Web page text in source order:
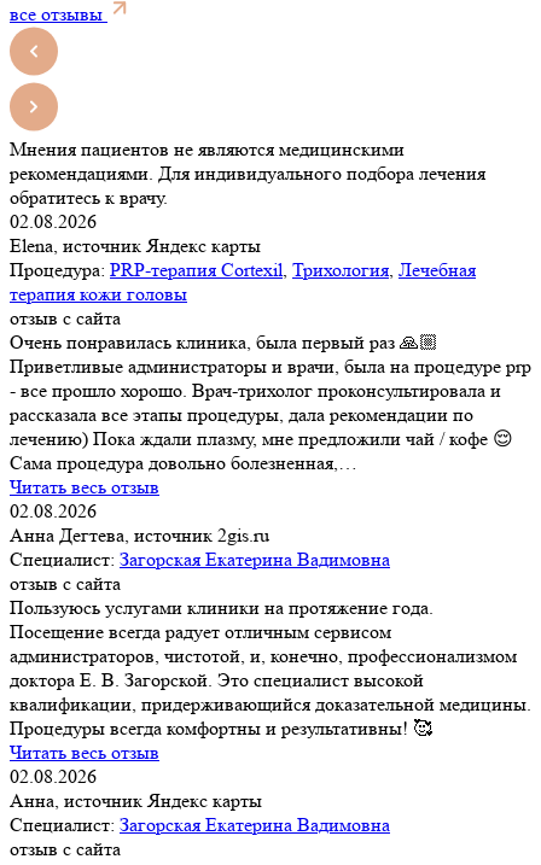
все отзывы
Мнения пациентов не являются медицинскими
рекомендациями. Для индивидуального подбора лечения
обратитесь к врачу.
02.08.2026
Elena, источник Яндекс карты
Процедура: PRP-терапия Cortexil Трихология Лечебная
терапия кожи головы
отзыв с сайта
Очень понравилась клиника, была первый раз 🙏🏼
Приветливые администраторы и врачи, была на процедуре prp
- все прошло хорошо. Врач-трихолог проконсультировала и
рассказала все этапы процедуры, дала рекомендации по
лечению) Пока ждали плазму, мне предложили чай / кофе 😌
Сама процедура довольно болезненная,…
Читать весь отзыв
02.08.2026
Анна Дегтева, источник 2gis.ru
Специалист: Загорская Екатерина Вадимовна
отзыв с сайта
Пользуюсь услугами клиники на протяжение года.
Посещение всегда радует отличным сервисом
администраторов, чистотой, и, конечно, профессионализмом
доктора Е. В. Загорской. Это специалист высокой
квалификации, придерживающийся доказательной медицины.
Процедуры всегда комфортны и результативны! 🥰
Читать весь отзыв
02.08.2026
Анна, источник Яндекс карты
Специалист: Загорская Екатерина Вадимовна
отзыв с сайта